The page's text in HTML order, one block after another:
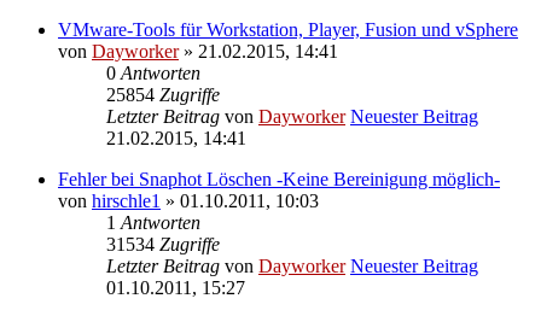
VMware-Tools für Workstation, Player, Fusion und vSphere
von Dayworker» 21.02.2015, 14:41
0 Antworten
25854 Zugriffe
Letzter Beitrag von Dayworker Neuester Beitrag
21.02.2015, 14:41
Fehler bei Snaphot Löschen -Keine Bereinigung möglich-
von hirschle1 » 01.10.2011, 10:03
1 Antworten
31534 Zugriffe
Letzter Beitrag von Dayworker Neuester Beitrag
01.10.2011, 15:27